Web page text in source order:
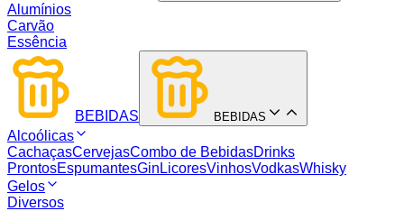
Alumínios
Carvão
Essência
BEBIDAS BEBIDAS
Alcoólicas
CachaçasCervejasCombo de BebidasDrinks
ProntosEspumantesGin LicoresVinhosVodkasWhisky
Gelos
Diversos